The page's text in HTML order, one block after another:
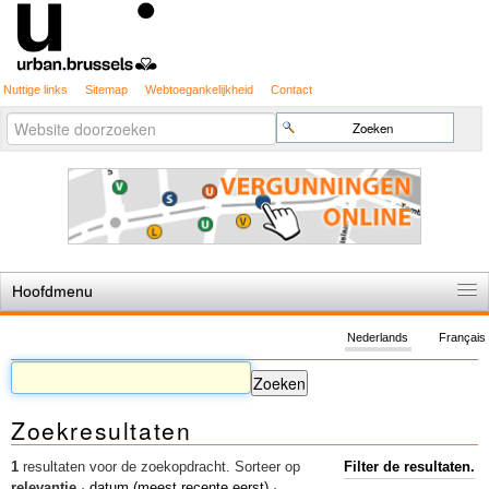
Nuttige links Sitemap Webtoegankelijkheid Contact
Zoek
Geavanceerd
zoeken...
Hoofdmenu
De spelregels
Stedenbouwkundige vergunning
Cartografie
Studies en publicaties
Français
Nederlands
Zoekresultaten
1 resultaten voor de zoekopdracht. Filter de resultaten.
Sorteer op